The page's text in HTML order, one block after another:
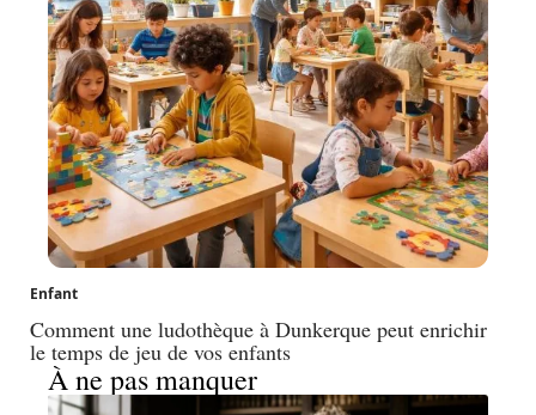
Enfant
Comment une ludothèque à Dunkerque peut enrichir
le temps de jeu de vos enfants
À ne pas manquer